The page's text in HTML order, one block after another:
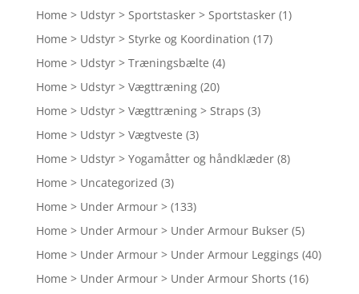
Home > Udstyr > Sportstasker > Sportstasker (1)
Home > Udstyr > Styrke og Koordination (17)
Home > Udstyr > Træningsbælte (4)
Home > Udstyr > Vægttræning (20)
Home > Udstyr > Vægttræning > Straps (3)
Home > Udstyr > Vægtveste (3)
Home > Udstyr > Yogamåtter og håndklæder (8)
Home > Uncategorized (3)
Home > Under Armour > (133)
Home > Under Armour > Under Armour Bukser (5)
Home > Under Armour > Under Armour Leggings (40)
Home > Under Armour > Under Armour Shorts (16)